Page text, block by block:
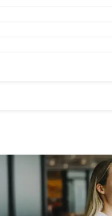
2022年8月 2022年7月
2021年8月 2021年7月
2020年8月 2020年7月
2019年8月 2019年7月